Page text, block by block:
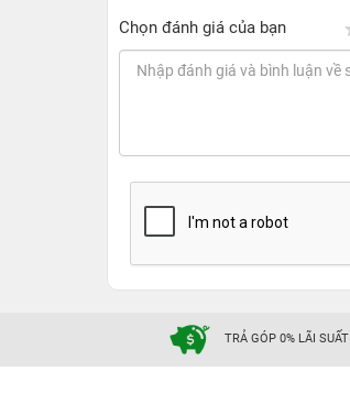
Chọn đánh giá của bạn
TRẢ GÓP 0% LÃI SUẤT